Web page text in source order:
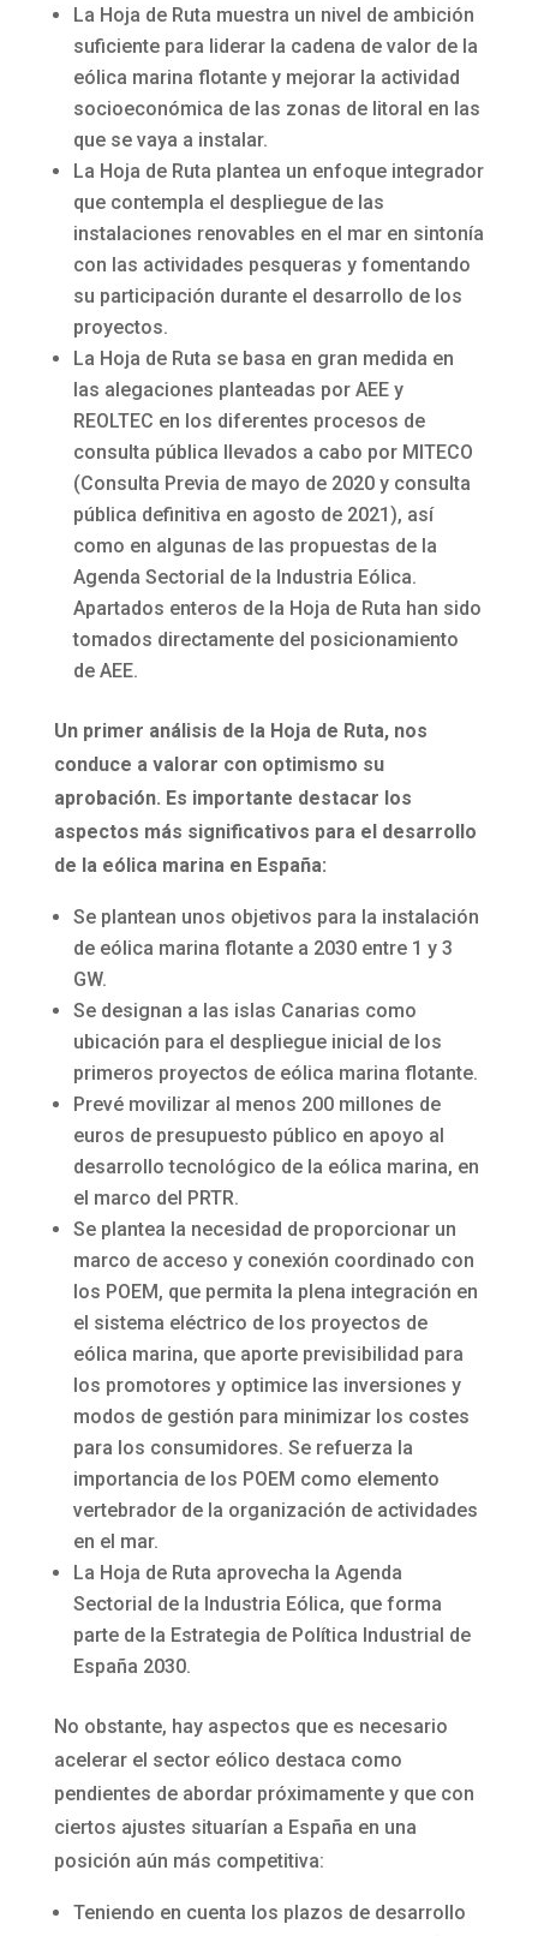
La Hoja de Ruta muestra un nivel de ambición
suficiente para liderar la cadena de valor de la
eólica marina flotante y mejorar la actividad
socioeconómica de las zonas de litoral en las
que se vaya a instalar.
La Hoja de Ruta plantea un enfoque integrador
que contempla el despliegue de las
instalaciones renovables en el mar en sintonía
con las actividades pesqueras y fomentando
su participación durante el desarrollo de los
proyectos.
La Hoja de Ruta se basa en gran medida en
las alegaciones planteadas por AEE y
REOLTEC en los diferentes procesos de
consulta pública llevados a cabo por MITECO
(Consulta Previa de mayo de 2020 y consulta
pública definitiva en agosto de 2021), así
como en algunas de las propuestas de la
Agenda Sectorial de la Industria Eólica.
Apartados enteros de la Hoja de Ruta han sido
tomados directamente del posicionamiento
de AEE.
Un primer análisis de la Hoja de Ruta, nos
conduce a valorar con optimismo su
aprobación. Es importante destacar los
aspectos más significativos para el desarrollo
de la eólica marina en España:
Se plantean unos objetivos para la instalación
de eólica marina flotante a 2030 entre 1 y 3
GW.
Se designan a las islas Canarias como
ubicación para el despliegue inicial de los
primeros proyectos de eólica marina flotante.
Prevé movilizar al menos 200 millones de
euros de presupuesto público en apoyo al
desarrollo tecnológico de la eólica marina, en
el marco del PRTR.
Se plantea la necesidad de proporcionar un
marco de acceso y conexión coordinado con
los POEM, que permita la plena integración en
el sistema eléctrico de los proyectos de
eólica marina, que aporte previsibilidad para
los promotores y optimice las inversiones y
modos de gestión para minimizar los costes
para los consumidores. Se refuerza la
importancia de los POEM como elemento
vertebrador de la organización de actividades
en el mar.
La Hoja de Ruta aprovecha la Agenda
Sectorial de la Industria Eólica, que forma
parte de la Estrategia de Política Industrial de
España 2030.
No obstante, hay aspectos que es necesario
acelerar el sector eólico destaca como
pendientes de abordar próximamente y que con
ciertos ajustes situarían a España en una
posición aún más competitiva:
Teniendo en cuenta los plazos de desarrollo